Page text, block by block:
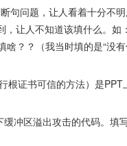
句问题，让人看着十分不
让人不知道该填什么。如
啥？？（我当时填的是“没
根证书可信的方法）是PPT
冲区溢出攻击的代码。填